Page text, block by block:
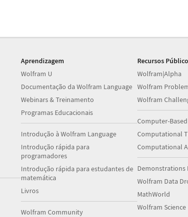
Aprendizagem
Wolfram U
Documentação da Wolfram Language
Webinars & Treinamento
Programas Educacionais
Introdução à Wolfram Language
Introdução rápida para
programadores
Introdução rápida para estudantes de
matemática
Livros
Wolfram Community
Recursos
Wolfram|Alpha
Wolfram
Wolfram
Computer-
Computational
Computational
Demonstrations
Wolfram Data
MathWorld
Wolfram Science